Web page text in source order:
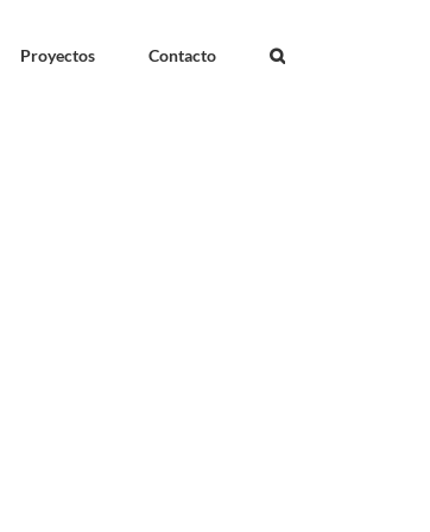
Proyectos Contacto